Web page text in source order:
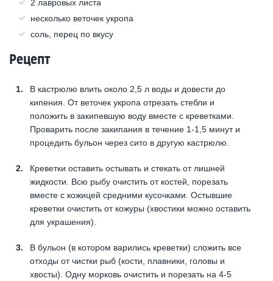
2 лавровых листа
несколько веточек укропа
соль, перец по вкусу
Рецепт
В кастрюлю влить около 2,5 л воды и довести до
кипения. От веточек укропа отрезать стебли и
положить в закипевшую воду вместе с креветками.
Проварить после закипания в течение 1-1,5 минут и
процедить бульон через сито в другую кастрюлю.
Креветки оставить остывать и стекать от лишней
жидкости. Всю рыбу очистить от костей, порезать
вместе с кожицей средними кусочками. Остывшие
креветки очистить от кожуры (хвостики можно оставить
для украшения).
В бульон (в котором варились креветки) сложить все
отходы от чистки рыб (кости, плавники, головы и
хвосты). Одну морковь очистить и порезать на 4-5